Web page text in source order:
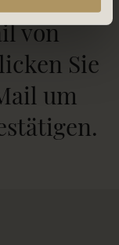
von
Sie
um